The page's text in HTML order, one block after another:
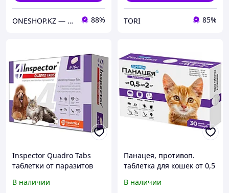
ONESHOP.KZ — интернет-магазин товаров для здоровья в Казахстане. 88% TORI 85%
Inspector Quadro Tabs
таблетки от паразитов
В наличии
Панацея, противоп.
таблетка для кошек от 0,5
внутренних и внешних
В наличии